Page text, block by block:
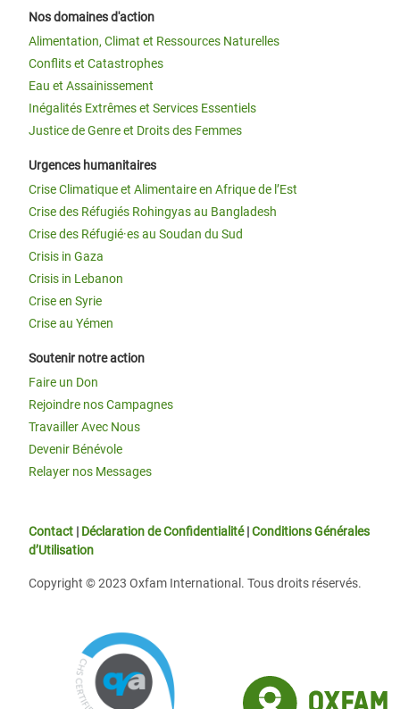
Nos domaines d'action
Alimentation, Climat et Ressources Naturelles
Conflits et Catastrophes
Eau et Assainissement
Inégalités Extrêmes et Services Essentiels
Justice de Genre et Droits des Femmes
Urgences humanitaires
Crise Climatique et Alimentaire en Afrique de l’Est
Crise des Réfugiés Rohingyas au Bangladesh
Crise des Réfugié·es au Soudan du Sud
Crisis in Gaza
Crisis in Lebanon
Crise en Syrie
Crise au Yémen
Soutenir notre action
Faire un Don
Rejoindre nos Campagnes
Travailler Avec Nous
Devenir Bénévole
Relayer nos Messages
Contact | Déclaration de Confidentialité|Conditions Générales
d’Utilisation
Copyright © 2023 Oxfam International. Tous droits réservés.